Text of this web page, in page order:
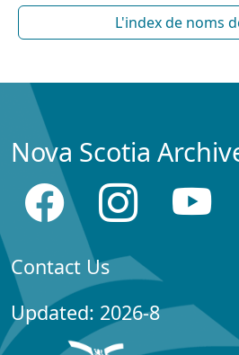
L'index de noms
Nova Scotia
Contact Us
Updated: 2026-8